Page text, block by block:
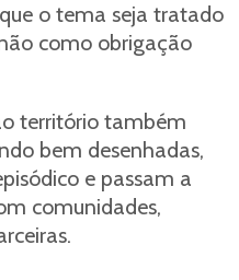
o tema seja tratado
como obrigação
território também
bem desenhadas,
e passam a
comunidades,